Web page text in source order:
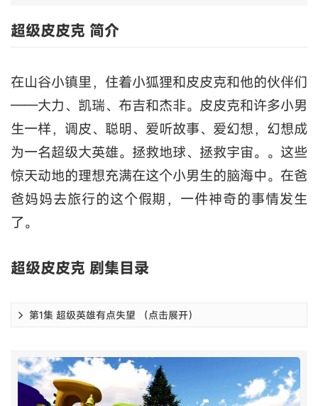
超级皮皮克 简介
在山谷小镇里，住着小狐狸和皮皮克和他的伙伴们
——大力、凯瑞、布吉和杰非。皮皮克和许多小男
生一样，调皮、聪明、爱听故事、爱幻想，幻想成
为一名超级大英雄。拯救地球、拯救宇宙。。这些
惊天动地的理想充满在这个小男生的脑海中。在爸
爸妈妈去旅行的这个假期，一件神奇的事情发生
了。
超级皮皮克 剧集目录
第1集 超级英雄有点失望 （点击展开）